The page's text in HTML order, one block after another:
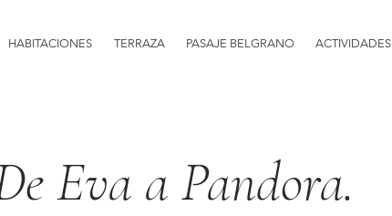
HABITACIONES TERRAZA PASAJE BELGRANO ACTIVIDADES
Eva a Pandora.